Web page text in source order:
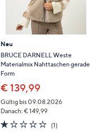
Neu
BRUCE DARNELL Weste
Materialmix Nahttaschen gerade
Form
€ 139,99
Gültig bis 09.08.2026
Danach: € 149,99
1.0
von
(1)1